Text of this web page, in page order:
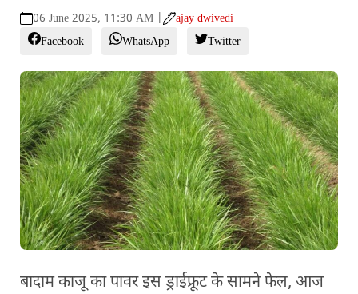
06 June 2025, 11:30 AM |
ajay dwivedi
Facebook
WhatsApp Twitter
बादाम काजू का पावर इस ड्राईफ्रूट के सामने फेल, आज